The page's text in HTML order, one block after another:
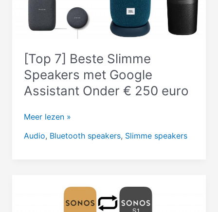
[Top 7] Beste Slimme
Speakers met Google
Assistant Onder € 250 euro
[Top
Beste
Meer lezen »
Audio, Bluetooth speakers, Slimme speakers